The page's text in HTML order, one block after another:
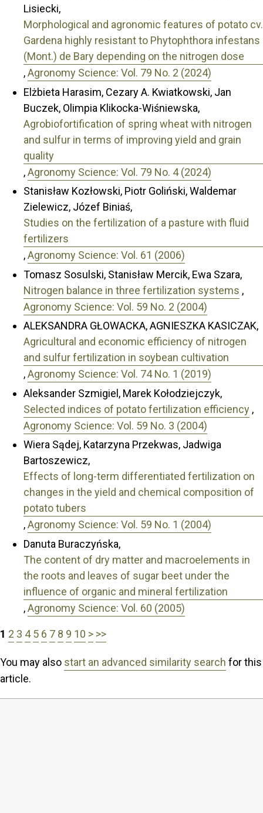
Lisiecki,
Morphological and agronomic features of potato cv.
Gardena highly resistant to Phytophthora infestans
(Mont.) de Bary depending on the nitrogen dose
,Agronomy Science: Vol. 79 No. 2 (2024)
Elżbieta Harasim, Cezary A. Kwiatkowski, Jan
Buczek, Olimpia Klikocka-Wiśniewska,
Agrobiofortification of spring wheat with nitrogen
and sulfur in terms of improving yield and grain
quality
,Agronomy Science: Vol. 79 No. 4 (2024)
Stanisław Kozłowski, Piotr Goliński, Waldemar
Zielewicz, Józef Biniaś,
Studies on the fertilization of a pasture with fluid
fertilizers
,Agronomy Science: Vol. 61 (2006)
Tomasz Sosulski, Stanisław Mercik, Ewa Szara,
Nitrogen balance in three fertilization systems ,
Agronomy Science: Vol. 59 No. 2 (2004)
ALEKSANDRA GŁOWACKA, AGNIESZKA KASICZAK,
Agricultural and economic efficiency of nitrogen
and sulfur fertilization in soybean cultivation
,Agronomy Science: Vol. 74 No. 1 (2019)
Aleksander Szmigiel, Marek Kołodziejczyk,
Selected indices of potato fertilization efficiency ,
Agronomy Science: Vol. 59 No. 3 (2004)
Wiera Sądej, Katarzyna Przekwas, Jadwiga
Bartoszewicz,
Effects of long-term differentiated fertilization on
changes in the yield and chemical composition of
potato tubers
,Agronomy Science: Vol. 59 No. 1 (2004)
Danuta Buraczyńska,
The content of dry matter and macroelements in
the roots and leaves of sugar beet under the
influence of organic and mineral fertilization
,Agronomy Science: Vol. 60 (2005)
1 2 3 4 5 6 7 8 9 10 > >>
You may also start an advanced similarity search for this
article.